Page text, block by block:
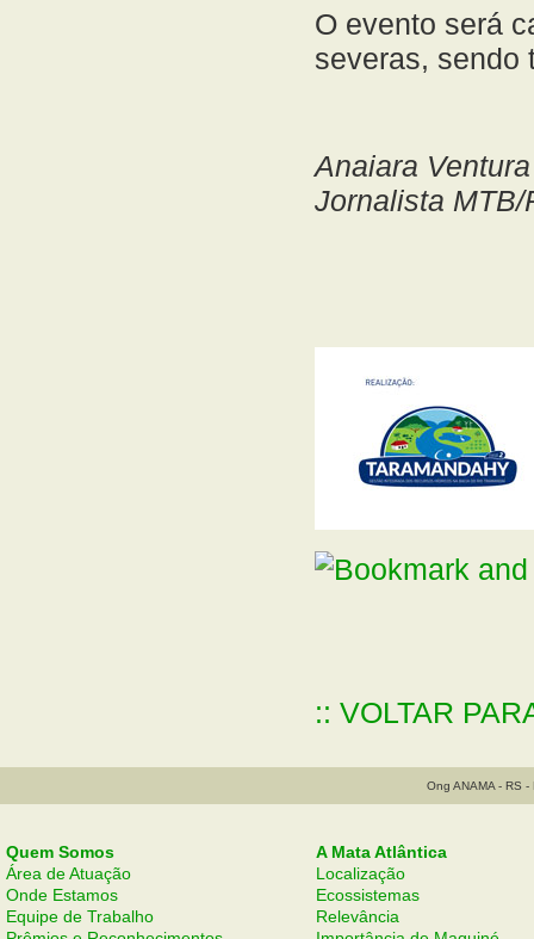
O evento será
severas, sendo
Anaiara
Jornalista MTB/
:: VOLTAR
Ong ANAMA - RS
Quem Somos
Área de Atuação
Onde Estamos
Equipe de Trabalho
A Mata Atlântica
Localização
Ecossistemas
Relevância